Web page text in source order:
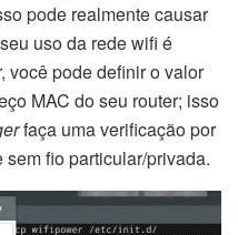
pode realmente causar
uso da rede wifi é
você pode definir o valor
MAC do seu router; isso
faça uma verificação por
fio particular/privada.